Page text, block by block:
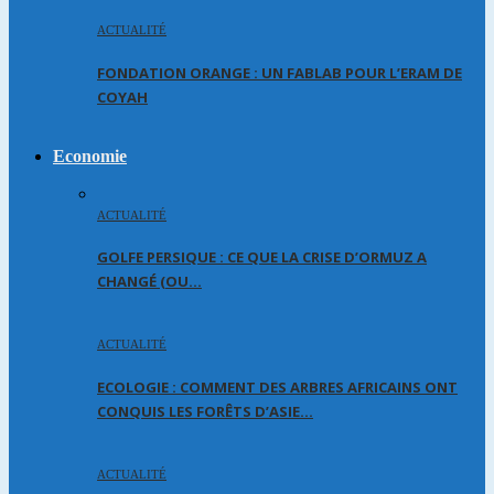
ACTUALITÉ
FONDATION ORANGE : UN FABLAB POUR L’ERAM DE
COYAH
Economie
ACTUALITÉ
GOLFE PERSIQUE : CE QUE LA CRISE D’ORMUZ A
CHANGÉ (OU…
ACTUALITÉ
ECOLOGIE : COMMENT DES ARBRES AFRICAINS ONT
CONQUIS LES FORÊTS D’ASIE…
ACTUALITÉ